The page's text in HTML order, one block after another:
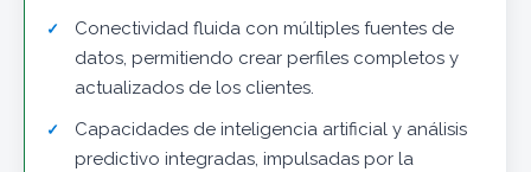
Conectividad fluida con múltiples fuentes de
datos, permitiendo crear perfiles completos y
actualizados de los clientes.
Capacidades de inteligencia artificial y análisis
predictivo integradas, impulsadas por la